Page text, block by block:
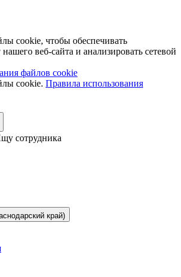
cookie, чтобы обеспечивать
веб-сайта и анализировать сетевой
файлов cookie
cookie. Правила использования
сотрудника
край)